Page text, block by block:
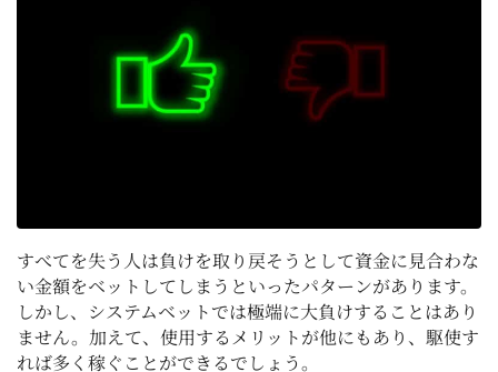
すべてを失う人は負けを取り戻そうとして資金に見合わな
い金額をベットしてしまうといったパターンがあります。
しかし、システムベットでは極端に大負けすることはあり
ません。加えて、使用するメリットが他にもあり、駆使す
れば多く稼ぐことができるでしょう。